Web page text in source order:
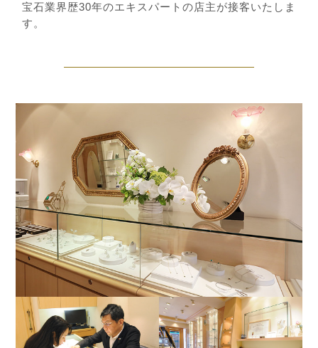
宝石業界歴30年のエキスパートの店主が接客いたしま
す。